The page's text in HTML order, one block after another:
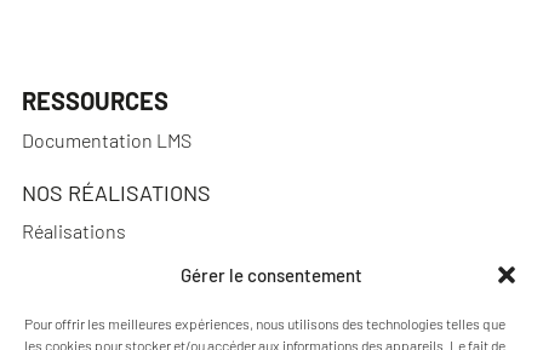
Gérer le consentement
Pour offrir les meilleures expériences, nous utilisons des technologies telles que
les cookies pour stocker et/ou accéder aux informations des appareils. Le fait de
RESSOURCES
Documentation LMS
NOS RÉALISATIONS
Réalisations